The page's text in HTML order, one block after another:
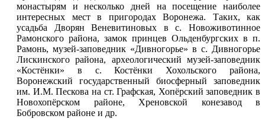
монастырям и несколько дней на посещение наиболее
интересных мест в пригородах Воронежа. Таких, как
усадьба Дворян Веневитиновых в с. Новоживотинное
Рамонского района, замок принцев Ольденбургских в п.
Рамонь, музей-заповедник «Дивногорье» в с. Дивногорье
Лискинского района, археологический музей-заповедник
«Костёнки» в с. Костёнки Хохольского района,
Воронежский государственный биосферный заповедник
им. И.М. Пескова на ст. Графская, Хопёрский заповедник в
Новохопёрском районе, Хреновской конезавод в
Бобровском районе и др.